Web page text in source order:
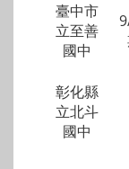
臺中市
立至善
國中
彰化縣
立北斗
國中